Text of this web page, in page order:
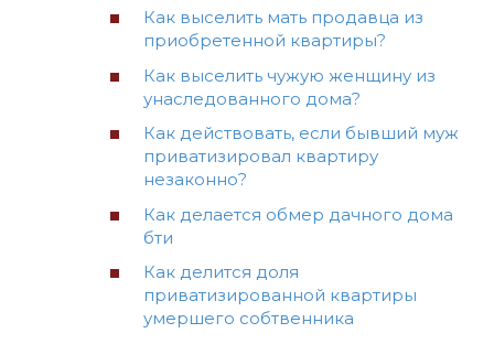
Как выселить мать продавца из
приобретенной квартиры?
Как выселить чужую женщину из
унаследованного дома?
Как действовать, если бывший муж
приватизировал квартиру
незаконно?
Как делается обмер дачного дома
бти
Как делится доля
приватизированной квартиры
умершего собтвенника